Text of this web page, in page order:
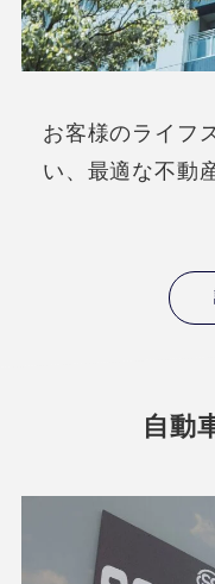
お客様のライフ
い、最適な不動
自動